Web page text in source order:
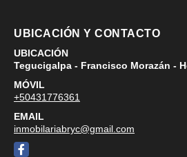
UBICACIÓN Y CONTACTO
UBICACIÓN
Tegucigalpa - Francisco Morazán -
MÓVIL
+50431776361
EMAIL
inmobilariabryc@gmail.com
Facebook